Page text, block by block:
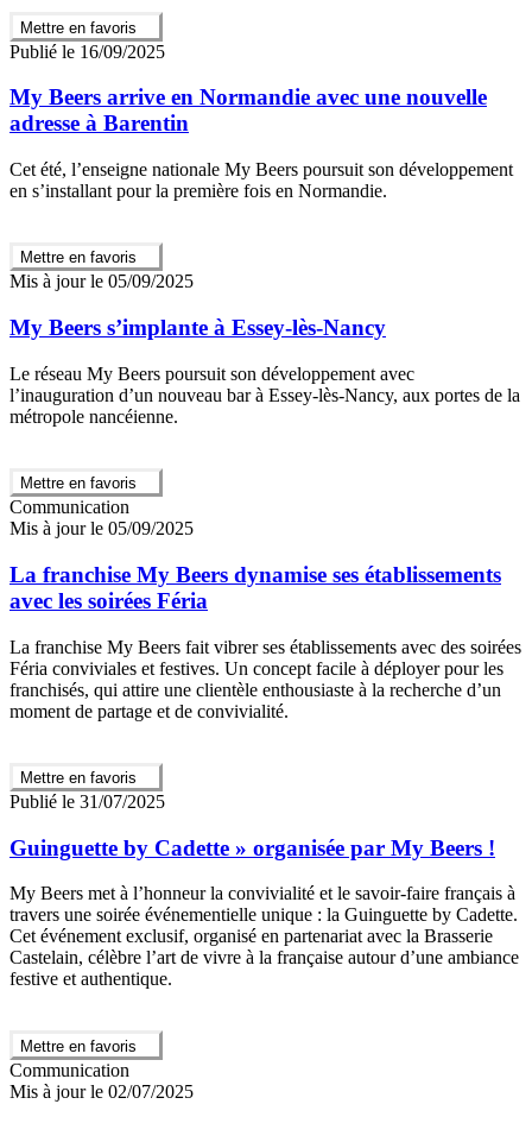
Mettre en favoris
Publié le 16/09/2025
My Beers arrive en Normandie avec une nouvelle
adresse à Barentin
Cet été, l’enseigne nationale My Beers poursuit son développement
en s’installant pour la première fois en Normandie.
Mettre en favoris
Mis à jour le 05/09/2025
My Beers s’implante à Essey-lès-Nancy
Le réseau My Beers poursuit son développement avec
l’inauguration d’un nouveau bar à Essey-lès-Nancy, aux portes de la
métropole nancéienne.
Mettre en favoris
Communication
Mis à jour le 05/09/2025
La franchise My Beers dynamise ses établissements
avec les soirées Féria
La franchise My Beers fait vibrer ses établissements avec des soirées
Féria conviviales et festives. Un concept facile à déployer pour les
franchisés, qui attire une clientèle enthousiaste à la recherche d’un
moment de partage et de convivialité.
Mettre en favoris
Publié le 31/07/2025
Guinguette by Cadette » organisée par My Beers !
My Beers met à l’honneur la convivialité et le savoir-faire français à
travers une soirée événementielle unique : la Guinguette by Cadette.
Cet événement exclusif, organisé en partenariat avec la Brasserie
Castelain, célèbre l’art de vivre à la française autour d’une ambiance
festive et authentique.
Mettre en favoris
Communication
Mis à jour le 02/07/2025